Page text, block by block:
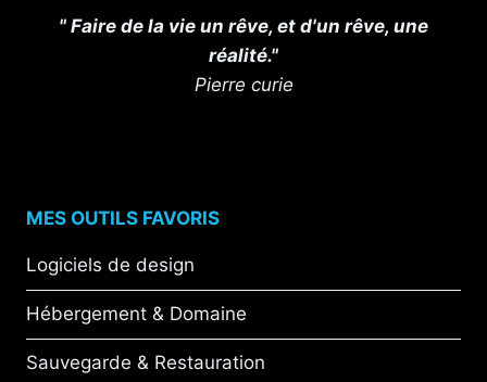
" Faire de la vie un rêve, et d'un rêve, une
réalité."
Pierre curie
MES OUTILS FAVORIS
Logiciels de design
Hébergement & Domaine
Sauvegarde & Restauration